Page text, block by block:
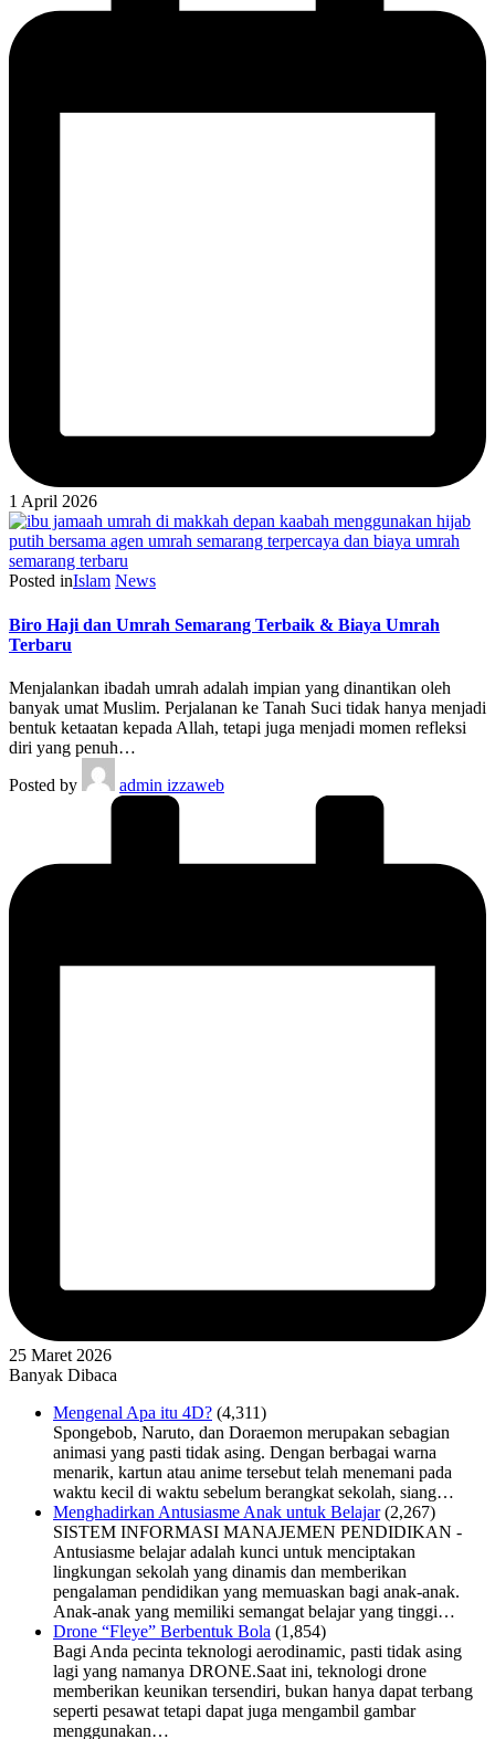
1 April 2026
Posted inIslam News
Biro Haji dan Umrah Semarang Terbaik & Biaya Umrah
Terbaru
Menjalankan ibadah umrah adalah impian yang dinantikan oleh
banyak umat Muslim. Perjalanan ke Tanah Suci tidak hanya menjadi
bentuk ketaatan kepada Allah, tetapi juga menjadi momen refleksi
diri yang penuh…
Posted by
admin izzaweb
25 Maret 2026
Banyak Dibaca
Mengenal Apa itu 4D? (4,311)
Spongebob, Naruto, dan Doraemon merupakan sebagian
animasi yang pasti tidak asing. Dengan berbagai warna
menarik, kartun atau anime tersebut telah menemani pada
waktu kecil di waktu sebelum berangkat sekolah, siang…
Menghadirkan Antusiasme Anak untuk Belajar (2,267)
SISTEM INFORMASI MANAJEMEN PENDIDIKAN -
Antusiasme belajar adalah kunci untuk menciptakan
lingkungan sekolah yang dinamis dan memberikan
pengalaman pendidikan yang memuaskan bagi anak-anak.
Anak-anak yang memiliki semangat belajar yang tinggi…
Drone “Fleye” Berbentuk Bola (1,854)
Bagi Anda pecinta teknologi aerodinamic, pasti tidak asing
lagi yang namanya DRONE.Saat ini, teknologi drone
memberikan keunikan tersendiri, bukan hanya dapat terbang
seperti pesawat tetapi dapat juga mengambil gambar
menggunakan…